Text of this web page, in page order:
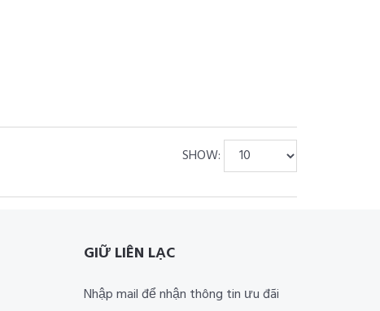
SHOW:
GIỮ LIÊN LẠC
Nhập mail để nhận thông tin ưu đãi